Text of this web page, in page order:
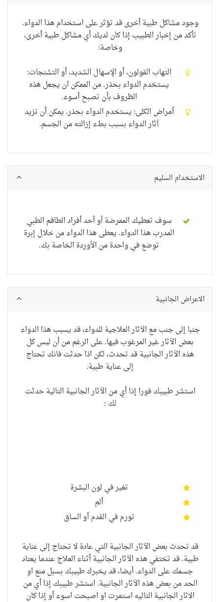
وجودمشاكل طبية أخرىقدتؤثر على استخدام هذا الدواء.
تأكد من إخبار الطبيب إذا كان لديكأيمشاكل طبية أخرى،
وخاصة:
التهاب القولون، أو الإسهال الشديد، أوالتشنجات:
يستخدم الدواء بحذر.من الممكن ان يجعل هذه
الظروف بأن تصبح أسوء.
أمراض الكلى: يستخدم الدواء بحذر. يمكن أن تزيد
آثار الدواء بسبب بطء إزالته من الجسم.
الاستخدام السليم
سوف تعطيك الممرضة أو أحد أفراد الطاقم الطبي
المدرب هذا الدواء. يعطى هذا الدواء من خلال إبرة
توضع في واحدة من الأوردة الخاصة بك.
الاعراض الجانبية
جنبا إلى جنب مع الآثار العلاجية للدواء، قد يسبب هذا الدواء
بعض الآثار غير المرغوب فيها. على الرغم من أن ليس كل
هذه الآثار الجانبية قد تحدث، لكن اذا حدثت فانك تحتاج
إلى عناية طبية.
استشر طبيبك فورا إذا أي من الآثار الجانبية التالية حدثت
لك :
تغير في لون البشرة
ألم
تورم في القدم أو الساق
قد تحدث بعض الآثار الجانبية التي عادة لا تحتاج إلى عناية
طبية. قد تختفي هذه الآثار الجانبية أثناء العلاج عندما يعتاد
جسمك على الدواء. أيضا، قد يخبرك طبيبك بسبل منع او
الحد من بعض هذه الآثار الجانبية. استشر طبيبك إذا أي من
الاثار الجانبية التاليه استمرت او اصبحت اسوء أو إذا كان